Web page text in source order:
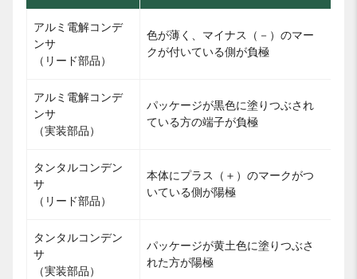
アルミ電解コンデ
ンサ
（リード部品）
色が薄く、マイナス（－）のマー
クが付いている側が負極
アルミ電解コンデ
ンサ
（実装部品）
パッケージが黒色に塗りつぶされ
ている方の端子が負極
タンタルコンデン
サ
（リード部品）
本体にプラス（＋）のマークがつ
いている側が陽極
タンタルコンデン
サ
（実装部品）
パッケージが黄土色に塗りつぶさ
れた方が陽極